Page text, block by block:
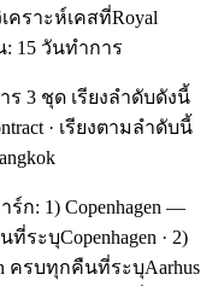
เคราะห์เคสที่Royal
: 15 วันทำการ
3 ชุด เรียงลำดับดังนี้
· เรียงตามลำดับนี้
ร์ก: 1) Copenhagen —
ระบุCopenhagen · 2)
ครบทุกคืนที่ระบุAarhus